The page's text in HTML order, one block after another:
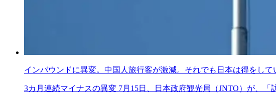
インバウンドに異変。中国人旅行客が激減。それでも日本は得をして
3カ月連続マイナスの異変 7月15日、日本政府観光局（JNTO）が、「